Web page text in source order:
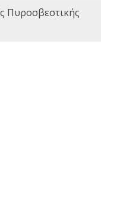
Πυροσβεστικής